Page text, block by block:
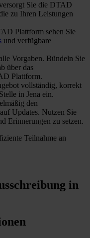
Sie die DTAD
zu Ihren Leistungen
Plattform sehen Sie
und verfügbare
Vorgaben. Bündeln Sie
über das
Plattform.
vollständig, korrekt
in Jena ein.
den
auf Updates. Nutzen Sie
Erinnerungen zu setzen.
Teilnahme an
in